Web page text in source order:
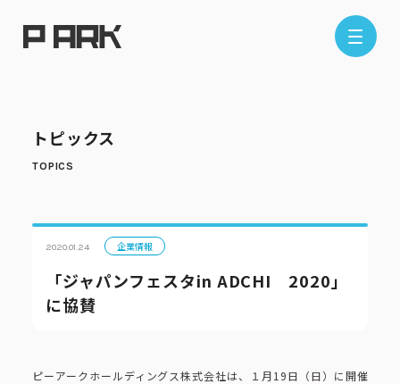
店舗情報
エリアから探す
埼玉エリア
現在地から探す
トピックス
2020.01.24 企業情報
「ジャパンフェスタin ADCHI 2020」
に協賛
ピーアークホールディングス株式会社は、１月19日（日）に開催